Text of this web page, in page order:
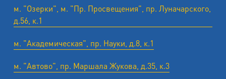
м. "Озерки", м. "Пр. Просвещения", пр. Луначарского,
д.56, к.1
м. "Академическая", пр. Науки, д.8, к.1
м. "Автово", пр. Маршала Жукова, д.35, к.3